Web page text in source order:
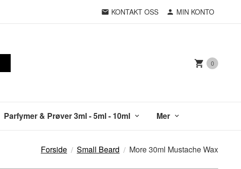
KONTAKT OSS MIN KONTO
0
Parfymer & Prøver 3ml - 5ml - 10ml Mer
Forside Small Beard More 30ml Mustache Wax